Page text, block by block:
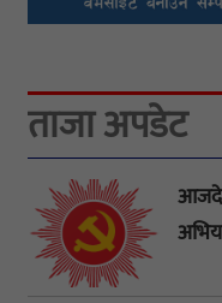
ताजा अपडेट